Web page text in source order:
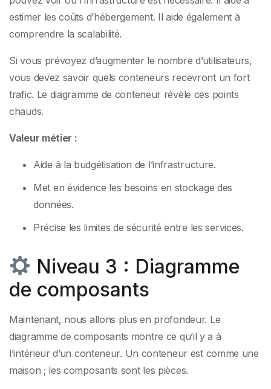
estimer les coûts d’hébergement. Il aide également à
comprendre la scalabilité.
Si vous prévoyez d’augmenter le nombre d’utilisateurs,
vous devez savoir quels conteneurs recevront un fort
trafic. Le diagramme de conteneur révèle ces points
chauds.
Valeur métier :
Aide à la budgétisation de l’infrastructure.
Met en évidence les besoins en stockage des
données.
Précise les limites de sécurité entre les services.
Niveau 3 : Diagramme
de composants
Maintenant, nous allons plus en profondeur. Le
diagramme de composants montre ce qu’il y a à
l’intérieur d’un conteneur. Un conteneur est comme une
maison ; les composants sont les pièces.